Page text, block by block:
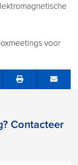
voor
on LinkedIn Send
Contacteer